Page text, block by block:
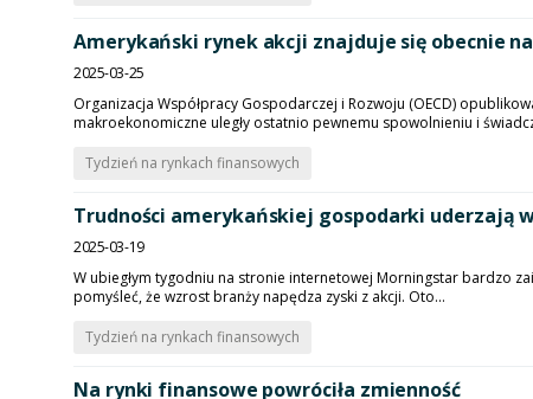
Amerykański rynek akcji znajduje się obecnie
2025-03-25
Organizacja Współpracy Gospodarczej i Rozwoju (OECD)
makroekonomiczne uległy ostatnio pewnemu spowolnieniu i
Tydzień na rynkach finansowych
Trudności amerykańskiej gospodarki uderzają
2025-03-19
W ubiegłym tygodniu na stronie internetowej Morningstar bardzo
pomyśleć, że wzrost branży napędza zyski z akcji. Oto...
Tydzień na rynkach finansowych
Na rynki finansowe powróciła zmienność